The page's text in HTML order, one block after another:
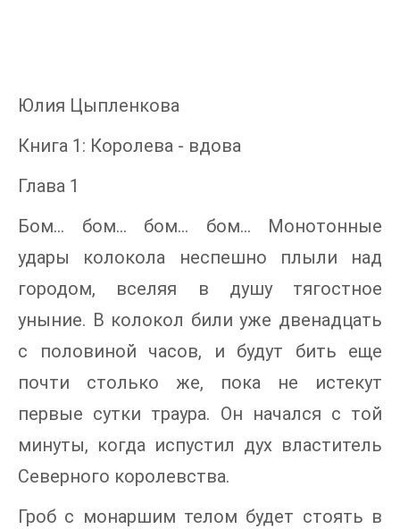
Юлия Цыпленкова
Книга 1: Королева - вдова
Глава 1
Бом… бом… бом… бом… Монотонные
удары колокола неспешно плыли над
городом, вселяя в душу тягостное
уныние. В колокол били уже двенадцать
с половиной часов, и будут бить еще
почти столько же, пока не истекут
первые сутки траура. Он начался с той
минуты, когда испустил дух властитель
Северного королевства.
Гроб с монаршим телом будет стоять в